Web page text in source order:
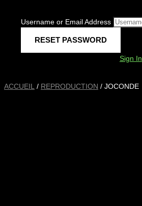
Username or Email Address
Sign In
ACCUEIL / REPRODUCTION / JOCONDE